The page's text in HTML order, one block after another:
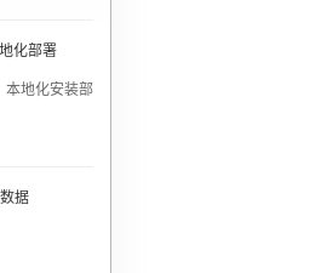
化部署
本地化安装部
据